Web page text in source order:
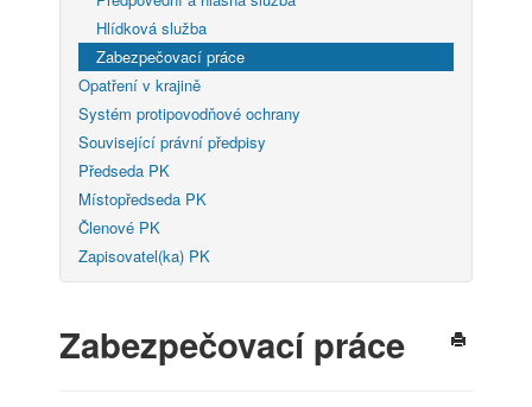
Hlídková služba
Zabezpečovací práce
Opatření v krajině
Systém protipovodňové ochrany
Související právní předpisy
Předseda PK
Místopředseda PK
Členové PK
Zapisovatel(ka) PK
Zabezpečovací práce